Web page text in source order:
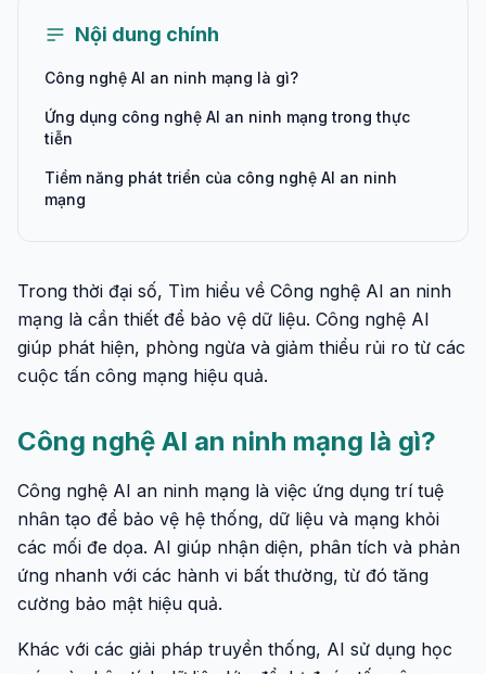
Nội dung chính
Công nghệ AI an ninh mạng là gì?
Ứng dụng công nghệ AI an ninh mạng trong thực
tiễn
Tiềm năng phát triển của công nghệ AI an ninh
mạng
Trong thời đại số, Tìm hiểu về Công nghệ AI an ninh
mạng là cần thiết để bảo vệ dữ liệu. Công nghệ AI
giúp phát hiện, phòng ngừa và giảm thiểu rủi ro từ các
cuộc tấn công mạng hiệu quả.
Công nghệ AI an ninh mạng là gì?
Công nghệ AI an ninh mạng là việc ứng dụng trí tuệ
nhân tạo để bảo vệ hệ thống, dữ liệu và mạng khỏi
các mối đe dọa. AI giúp nhận diện, phân tích và phản
ứng nhanh với các hành vi bất thường, từ đó tăng
cường bảo mật hiệu quả.
Khác với các giải pháp truyền thống, AI sử dụng học